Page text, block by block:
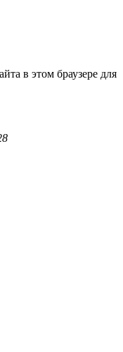
в этом браузере для